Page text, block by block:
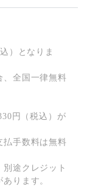
）となりま
、全国一律無料
円（税込）が
払手数料は無料
途クレジット
ります。